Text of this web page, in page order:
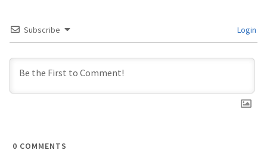
Subscribe Login
0 COMMENTS